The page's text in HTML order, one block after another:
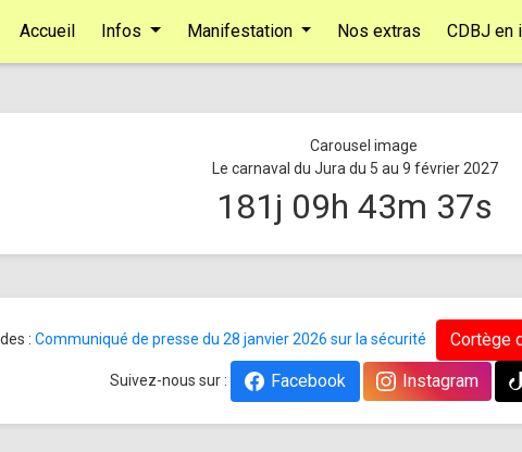
Accueil Infos Manifestation Nos extras CDBJ en
Le carnaval du Jura du 5 au 9 février 2027
181 j 09h 43m 37s
: Communiqué de presse du 28 janvier 2026 sur la sécurité Cortège
Suivez-nous sur : Facebook Instagram